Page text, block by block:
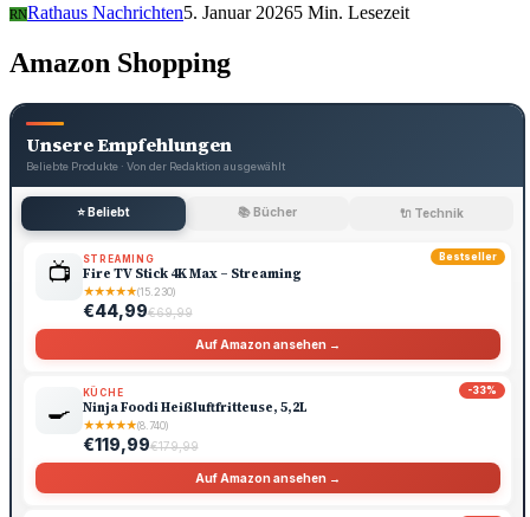
RNRathaus Nachrichten5. Januar 20265 Min. Lesezeit
Amazon Shopping
Unsere Empfehlungen
Beliebte Produkte · Von der Redaktion ausgewählt
⭐ Beliebt 📚 Bücher 🔌 Technik
Bestseller
📺 STREAMING
Fire TV Stick 4K Max – Streaming
★★★★★(15.230)
€44,99€69,99
Auf Amazon ansehen →
-33%
🍳
KÜCHE
Ninja Foodi Heißluftfritteuse, 5,2L
★★★★★(8.740)
€119,99€179,99
Auf Amazon ansehen →